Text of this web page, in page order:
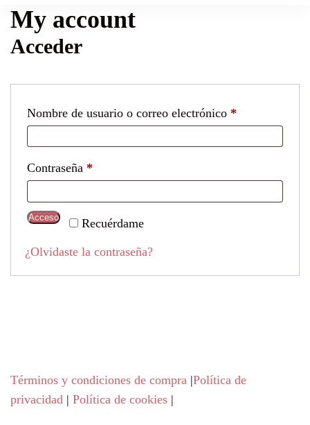
| Manizales Colombia
My account
Acceder
Nombre de usuario o correo electrónico *
Contraseña *
Recuérdame
Acceso
¿Olvidaste la contraseña?
Términos y condiciones de compra |Política de
privacidad | Política de cookies |